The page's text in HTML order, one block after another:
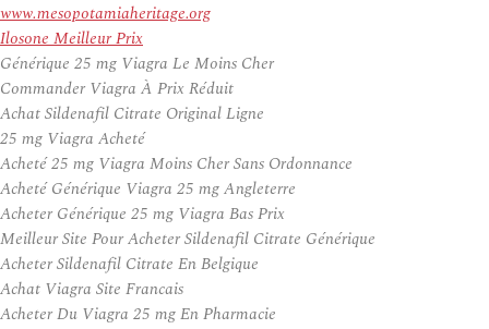
www.mesopotamiaheritage.org
Ilosone Meilleur Prix
Générique 25 mg Viagra Le Moins Cher
Commander Viagra À Prix Réduit
Achat Sildenafil Citrate Original Ligne
25 mg Viagra Acheté
Acheté 25 mg Viagra Moins Cher Sans Ordonnance
Acheté Générique Viagra 25 mg Angleterre
Acheter Générique 25 mg Viagra Bas Prix
Meilleur Site Pour Acheter Sildenafil Citrate Générique
Acheter Sildenafil Citrate En Belgique
Achat Viagra Site Francais
Acheter Du Viagra 25 mg En Pharmacie